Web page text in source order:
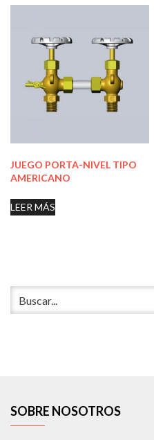
JUEGO PORTA-NIVEL TIPO
AMERICANO
LEER MÁS
SOBRE NOSOTROS